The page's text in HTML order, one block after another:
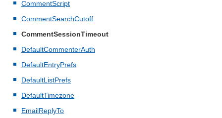
CommentScript
CommentSearchCutoff
CommentSessionTimeout
DefaultCommenterAuth
DefaultEntryPrefs
DefaultListPrefs
DefaultTimezone
EmailReplyTo